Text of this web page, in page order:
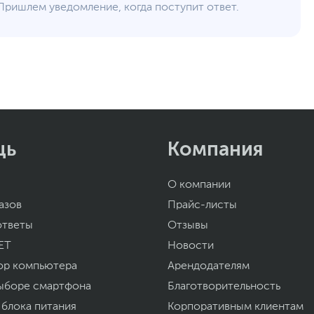
уведомление, когда поступит ответ.
компьютера
смартфона
блока питания
Компания
О компании
Прайс-листы
Отзывы
Новости
Арендодателям
Благотворительность
Корпоративным клиентам